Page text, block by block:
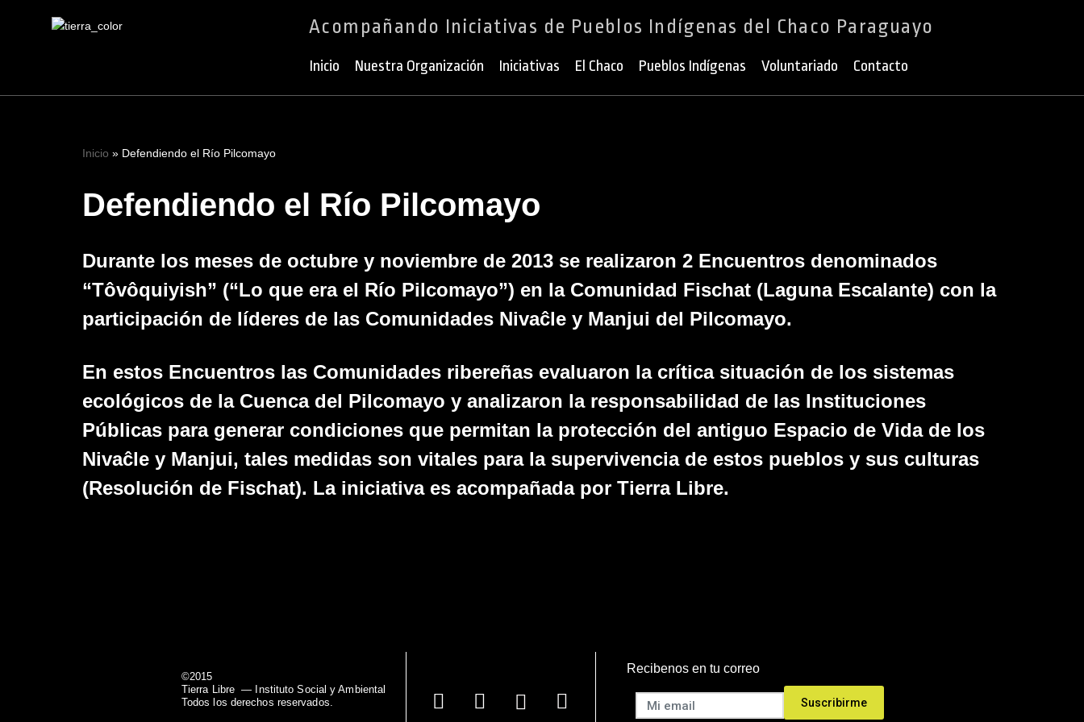
Acompañando Iniciativas de Pueblos Indígenas del Chaco Paraguayo
Inicio Nuestra Organización Iniciativas El Chaco Pueblos Indígenas Voluntariado Contacto
Inicio » Defendiendo el Río Pilcomayo
Defendiendo el Río Pilcomayo
Durante los meses de octubre y noviembre de 2013 se realizaron 2 Encuentros denominados
“Tôvôquiyish” (“Lo que era el Río Pilcomayo”) en la Comunidad Fischat (Laguna Escalante) con la
participación de líderes de las Comunidades Nivaĉle y Manjui del Pilcomayo.
En estos Encuentros las Comunidades ribereñas evaluaron la crítica situación de los sistemas
ecológicos de la Cuenca del Pilcomayo y analizaron la responsabilidad de las Instituciones
Públicas para generar condiciones que permitan la protección del antiguo Espacio de Vida de los
Nivaĉle y Manjui, tales medidas son vitales para la supervivencia de estos pueblos y sus culturas
(Resolución de Fischat). La iniciativa es acompañada por Tierra Libre.
©2015
Tierra Libre— Instituto Social y Ambiental
Todos los derechos reservados.
Recibenos en tu correo